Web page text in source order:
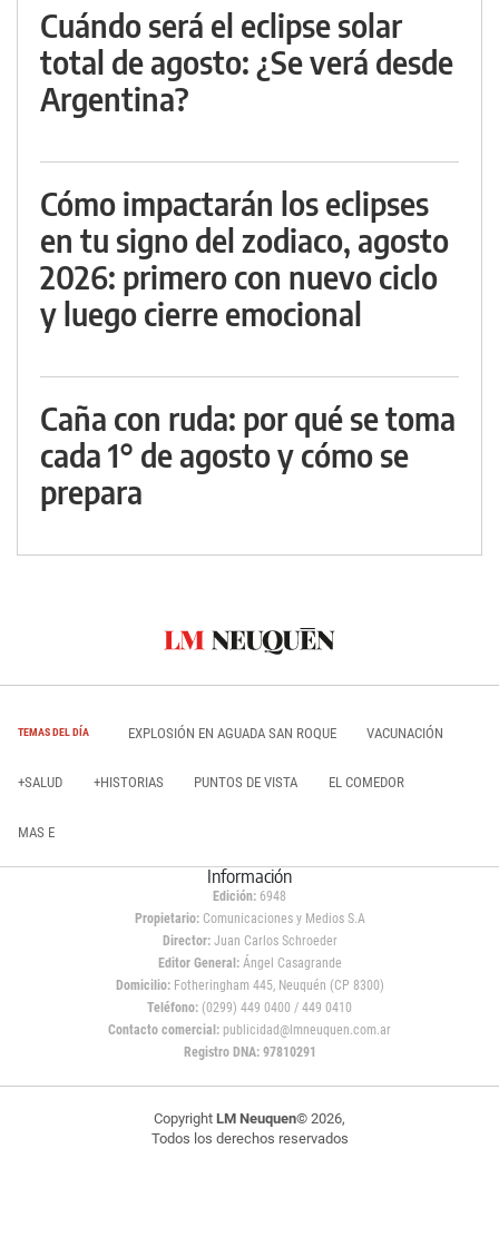
Cuándo será el eclipse solar
total de agosto: ¿Se verá desde
Argentina?
Cómo impactarán los eclipses
en tu signo del zodiaco, agosto
2026: primero con nuevo ciclo
y luego cierre emocional
Caña con ruda: por qué se toma
cada 1° de agosto y cómo se
prepara
TEMAS DEL DÍA EXPLOSIÓN EN AGUADA SAN ROQUE VACUNACIÓN
+SALUD +HISTORIAS PUNTOS DE VISTA EL COMEDOR
MAS E
Información
Edición: 6948
Propietario:Comunicaciones y Medios S.A
Director: Juan Carlos Schroeder
Editor General:Ángel Casagrande
Domicilio:Fotheringham 445, Neuquén (CP 8300)
Teléfono: (0299) 449 0400 / 449 0410
Contacto comercial: publicidad@lmneuquen.com.ar
Registro DNA: 97810291
Copyright LM Neuquen© 2026,
Todos los derechos reservados